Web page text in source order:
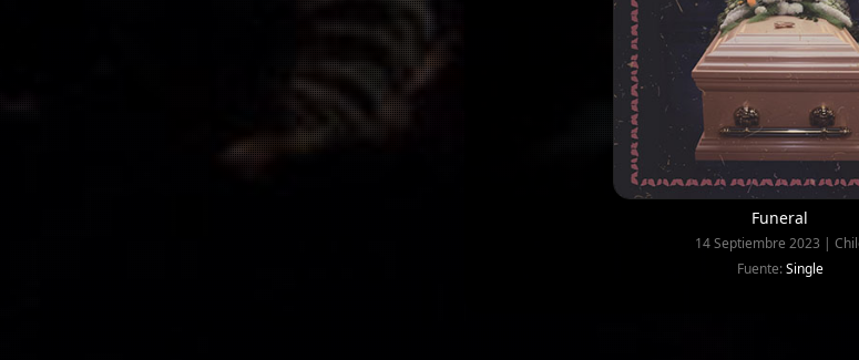
Funeral
14 Septiembre 2023 |
Fuente:Single